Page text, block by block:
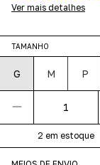
Ver mais detalhes
TAMANHO
G M P
2 em estoque